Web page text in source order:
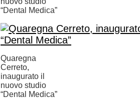
“Dental Medica”
Quaregna
Cerreto,
inaugurato il
nuovo studio
“Dental Medica”